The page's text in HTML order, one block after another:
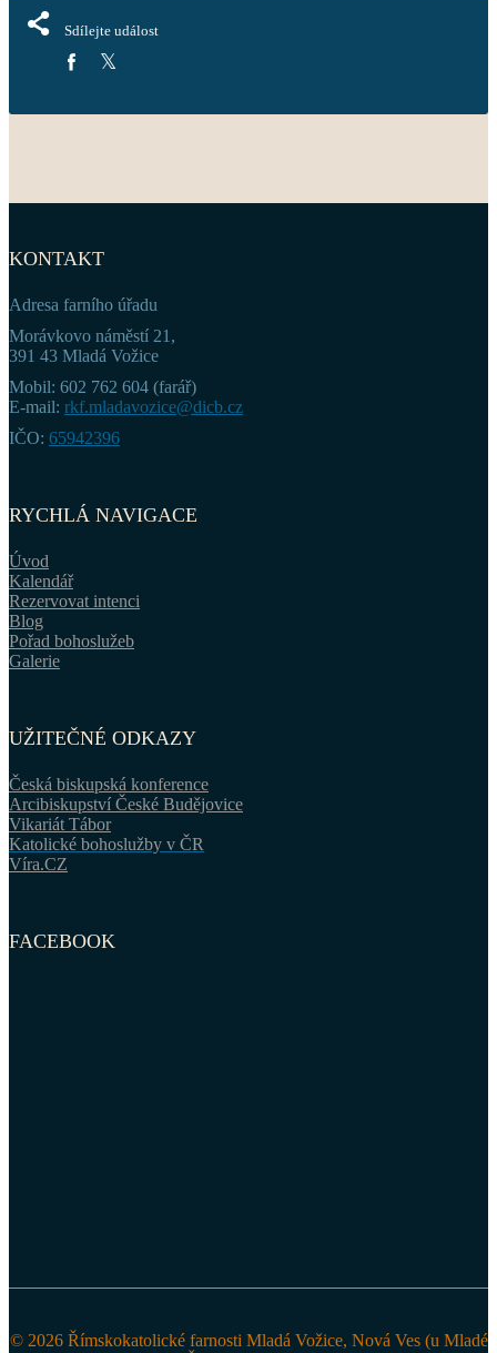
Sdílejte událost
KONTAKT
Adresa farního úřadu
Morávkovo náměstí 21,
391 43 Mladá Vožice
Mobil: 602 762 604 (farář)
E-mail: rkf.mladavozice@dicb.cz
IČO: 65942396
RYCHLÁ NAVIGACE
Úvod
Kalendář
Rezervovat intenci
Blog
Pořad bohoslužeb
Galerie
UŽITEČNÉ ODKAZY
Česká biskupská konference
Arcibiskupství České Budějovice
Vikariát Tábor
Katolické bohoslužby v ČR
Víra.CZ
FACEBOOK
© 2026 Římskokatolické farnosti Mladá Vožice, Nová Ves (u Mladé